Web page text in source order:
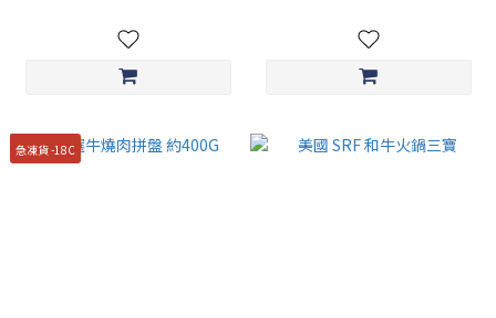
急凍貨 -18C